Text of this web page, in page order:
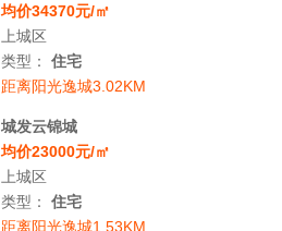
均价34370元/㎡
上城区
类型：住宅
距离阳光逸城3.02KM
城发云锦城
均价23000元/㎡
上城区
类型：住宅
距离阳光逸城1.53KM